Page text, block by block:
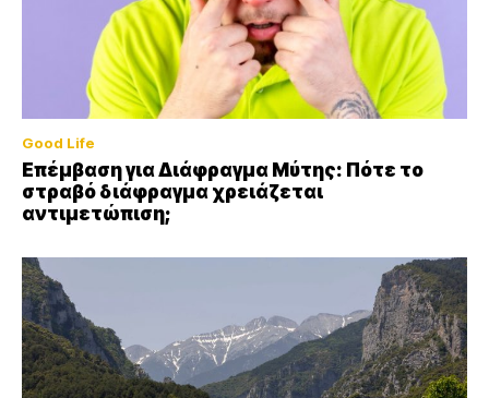
Good Life
Επέμβαση για Διάφραγμα Μύτης: Πότε το
στραβό διάφραγμα χρειάζεται
αντιμετώπιση;